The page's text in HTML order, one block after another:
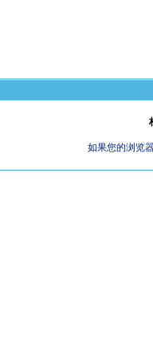
如果您的浏览